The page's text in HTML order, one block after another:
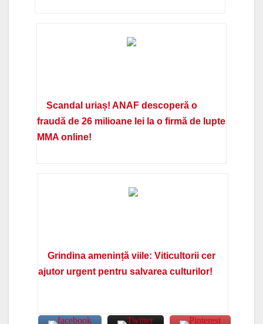
Scandal uriaș! ANAF descoperă o
fraudă de 26 milioane lei la o firmă de lupte
MMA online!
Grindina amenință viile: Viticultorii cer
ajutor urgent pentru salvarea culturilor!